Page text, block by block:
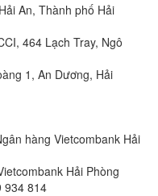
An, Thành phố Hải
464 Lạch Tray, Ngô
1, An Dương, Hải
hàng Vietcombank Hải
Hải Phòng
814